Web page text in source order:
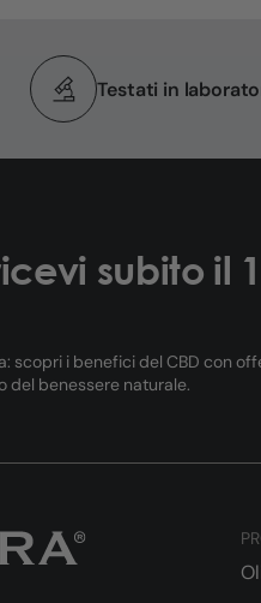
Testati in
subito il
scopri i benefici del CBD con
del benessere naturale.